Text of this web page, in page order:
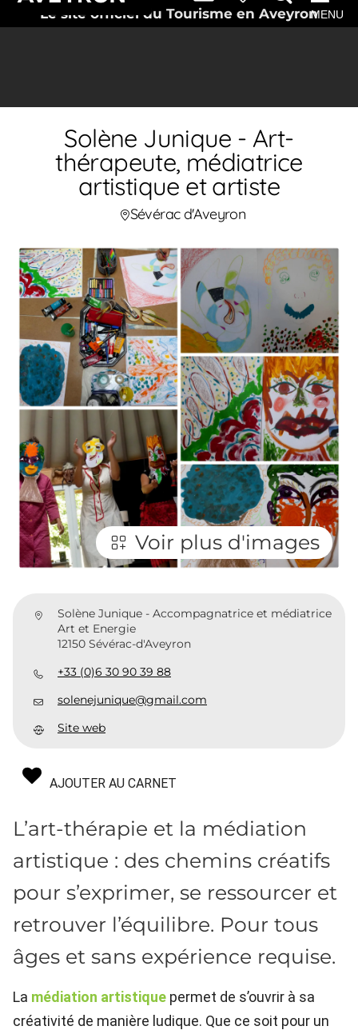
Le site officiel du Tourisme en AveyronMENU
Solène Junique - Art-
thérapeute, médiatrice
artistique et artiste
Sévérac d'Aveyron
Voir plus d'images
Solène Junique - Accompagnatrice et médiatrice
Art et Energie
12150 Sévérac-d'Aveyron
+33 (0)6 30 90 39 88
solenejunique@gmail.com
Site web
AJOUTER AU CARNET
L’art-thérapie et la médiation
artistique : des chemins créatifs
pour s’exprimer, se ressourcer et
retrouver l’équilibre. Pour tous
âges et sans expérience requise.
La médiation artistique permet de s’ouvrir à sa
créativité de manière ludique. Que ce soit pour un